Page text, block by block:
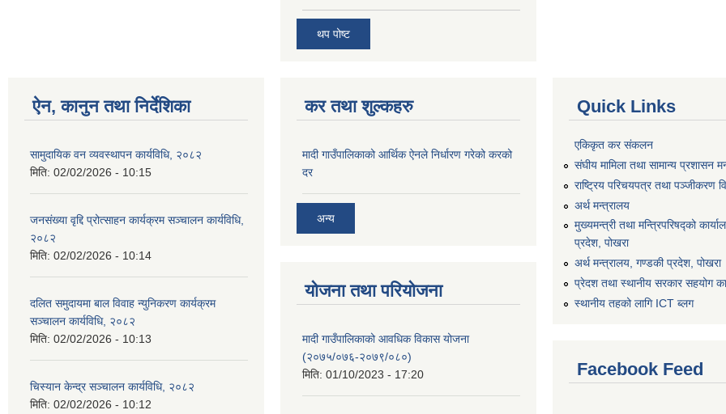
थप पोष्ट
ऐन, कानुन तथा निर्देशिका
सामुदायिक वन व्यवस्थापन कार्यविधि, २०८२
मिति: 02/02/2026 - 10:15
जनसंख्या वृद्दि प्रोत्साहन कार्यक्रम सञ्‍चालन कार्यविधि,
२०८२
मिति: 02/02/2026 - 10:14
दलित समुदायमा बाल विवाह न्युनिकरण कार्यक्रम
सञ्‍चालन कार्यविधि, २०८२
मिति: 02/02/2026 - 10:13
चिस्यान केन्द्र सञ्‍चालन कार्यविधि, २०८२
मिति: 02/02/2026 - 10:12
कर तथा शुल्कहरु
मादी गाउँपालिकाको आर्थिक ऐनले निर्धारण गरेको करको
दर
अन्य
योजना तथा परियोजना
मादी गाउँपालिकाको आवधिक विकास योजना
(२०७५/०७६-२०७९/०८०)
मिति: 01/10/2023 - 17:20
Quick Links
एकिकृत कर संकलन
संघीय मामिला तथा सामान्य प्रशासन
राष्ट्रिय परिचयपत्र तथा पञ्जीकरण
अर्थ मन्त्रालय
मुख्यमन्त्री तथा मन्त्रिपरिषद्को
प्रदेश, पोखरा
अर्थ मन्त्रालय, गण्डकी प्रदेश, पोखरा
प्रेदश तथा स्थानीय सरकार सहयोग
स्थानीय तहको लागि ICT ब्लग
Facebook Feed